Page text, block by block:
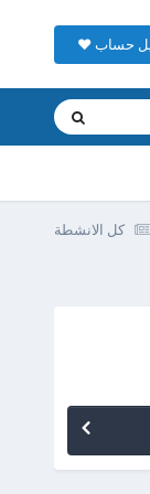
حساب ♥
كل الانشطة